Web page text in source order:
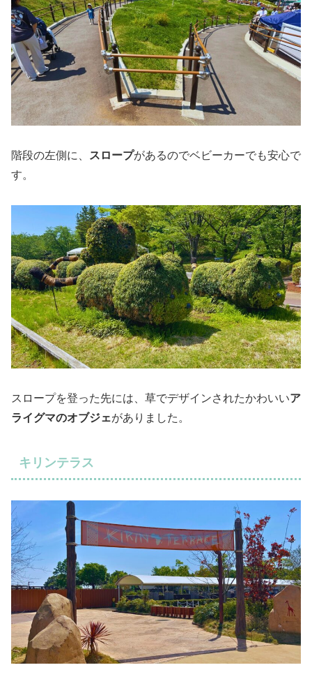
階段の左側に、 スロープがあるのでベビーカーでも安心で
す。
スロープを登った先には、草でデザインされたかわいいア
ライグマのオブジェがありました。
キリンテラス